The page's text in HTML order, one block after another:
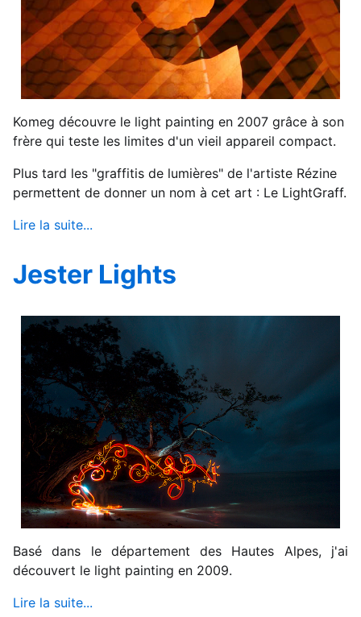
Komeg découvre le light painting en 2007 grâce à son
frère qui teste les limites d'un vieil appareil compact.
Plus tard les "graffitis de lumières" de l'artiste Rézine
permettent de donner un nom à cet art : Le LightGraff.
Lire la suite...
Jester Lights
Basé dans le département des Hautes Alpes, j'ai
découvert le light painting en 2009.
Lire la suite...